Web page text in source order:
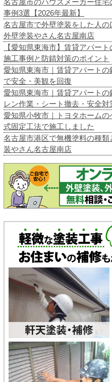
名古屋市のハウスメーカー住宅
事例3選【2026年最新】
名古屋市で外壁塗装をした人
外壁塗装やさん名古屋南店
【愛知県東海市】賃貸アパー
施工事例と防錆対策のポイント
愛知県東海市｜賃貸アパート
で安全・美観を回復
愛知県東海市｜賃貸アパート
レン作業・シート撤去・安全対
愛知県小牧市｜トヨタホーム
式固定工法で施工しました
名古屋市港区で無機塗料の種
装やさん名古屋南店